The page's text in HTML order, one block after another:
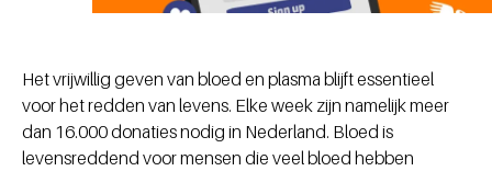
Het vrijwillig geven van bloed en plasma blijft essentieel
voor het redden van levens. Elke week zijn namelijk meer
dan 16.000 donaties nodig in Nederland. Bloed is
levensreddend voor mensen die veel bloed hebben